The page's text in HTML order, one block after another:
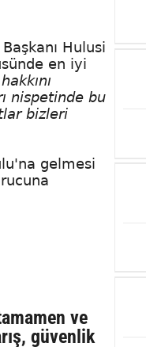
Hulusi
en iyi
nispetinde bu
bizleri
gelmesi
ve
güvenlik